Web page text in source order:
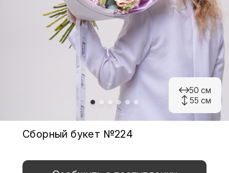
50 см
55 см
Сборный букет №224